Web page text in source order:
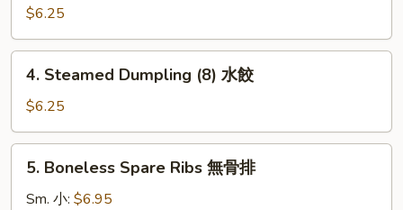
Dumpling
(8)
鍋
$6.25
4.
Steamed
Dumpling
(8)
水
4. Steamed Dumpling (8) 水餃
$6.25
5.
Boneless
Spare
5. Boneless Spare Ribs 無骨排
Sm. 小: $6.95